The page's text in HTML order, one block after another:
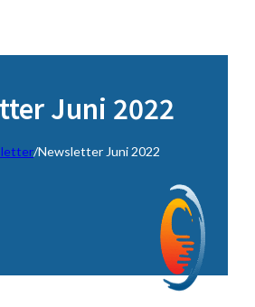
Juni 2022
/Newsletter Juni 2022